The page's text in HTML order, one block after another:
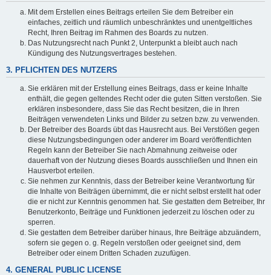
Mit dem Erstellen eines Beitrags erteilen Sie dem Betreiber ein
einfaches, zeitlich und räumlich unbeschränktes und unentgeltliches
Recht, Ihren Beitrag im Rahmen des Boards zu nutzen.
Das Nutzungsrecht nach Punkt 2, Unterpunkt a bleibt auch nach
Kündigung des Nutzungsvertrages bestehen.
3. PFLICHTEN DES NUTZERS
Sie erklären mit der Erstellung eines Beitrags, dass er keine Inhalte
enthält, die gegen geltendes Recht oder die guten Sitten verstoßen. Sie
erklären insbesondere, dass Sie das Recht besitzen, die in Ihren
Beiträgen verwendeten Links und Bilder zu setzen bzw. zu verwenden.
Der Betreiber des Boards übt das Hausrecht aus. Bei Verstößen gegen
diese Nutzungsbedingungen oder anderer im Board veröffentlichten
Regeln kann der Betreiber Sie nach Abmahnung zeitweise oder
dauerhaft von der Nutzung dieses Boards ausschließen und Ihnen ein
Hausverbot erteilen.
Sie nehmen zur Kenntnis, dass der Betreiber keine Verantwortung für
die Inhalte von Beiträgen übernimmt, die er nicht selbst erstellt hat oder
die er nicht zur Kenntnis genommen hat. Sie gestatten dem Betreiber, Ihr
Benutzerkonto, Beiträge und Funktionen jederzeit zu löschen oder zu
sperren.
Sie gestatten dem Betreiber darüber hinaus, Ihre Beiträge abzuändern,
sofern sie gegen o. g. Regeln verstoßen oder geeignet sind, dem
Betreiber oder einem Dritten Schaden zuzufügen.
4. GENERAL PUBLIC LICENSE